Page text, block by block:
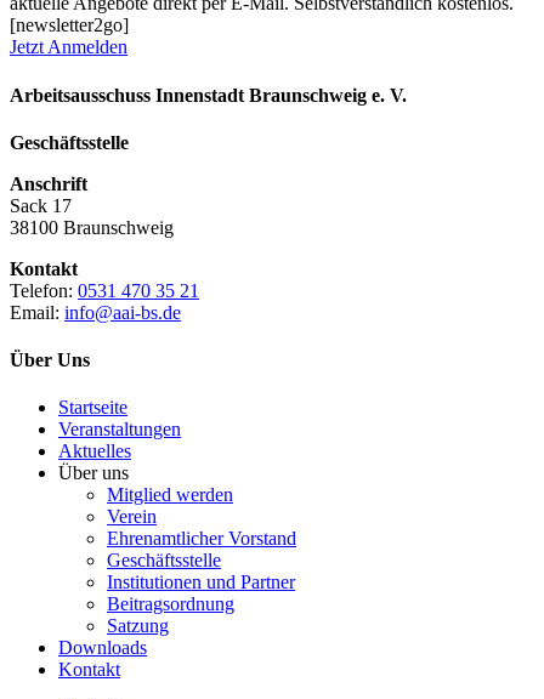
[newsletter2go]
Jetzt Anmelden
Arbeitsausschuss Innenstadt Braunschweig e. V.
Geschäftsstelle
Anschrift
Sack 17
38100 Braunschweig
Kontakt
Telefon: 0531 470 35 21
Email: info@aai-bs.de
Über Uns
Startseite
Veranstaltungen
Aktuelles
Über uns
Mitglied werden
Verein
Ehrenamtlicher Vorstand
Geschäftsstelle
Institutionen und Partner
Beitragsordnung
Satzung
Downloads
Kontakt